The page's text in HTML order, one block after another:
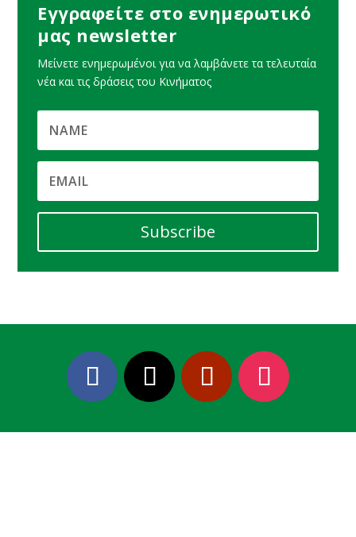
Εγγραφείτε στο ενημερωτικό
μας newsletter
Μείνετε ενημερωμένοι για να λαμβάνετε τα τελευταία
νέα και τις δράσεις του Κινήματος
Subscribe